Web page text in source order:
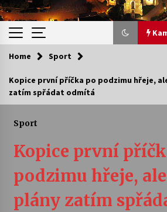
Kam za kulturou?
Vernisáž výstavy
30. 7. 2026
Veselí muzikanti
Home Sport
Kopice první příčka po podzimu hřeje,
zatím spřádat odmítá
Sport
Kopice první
podzimu hřeje,
plány zatím